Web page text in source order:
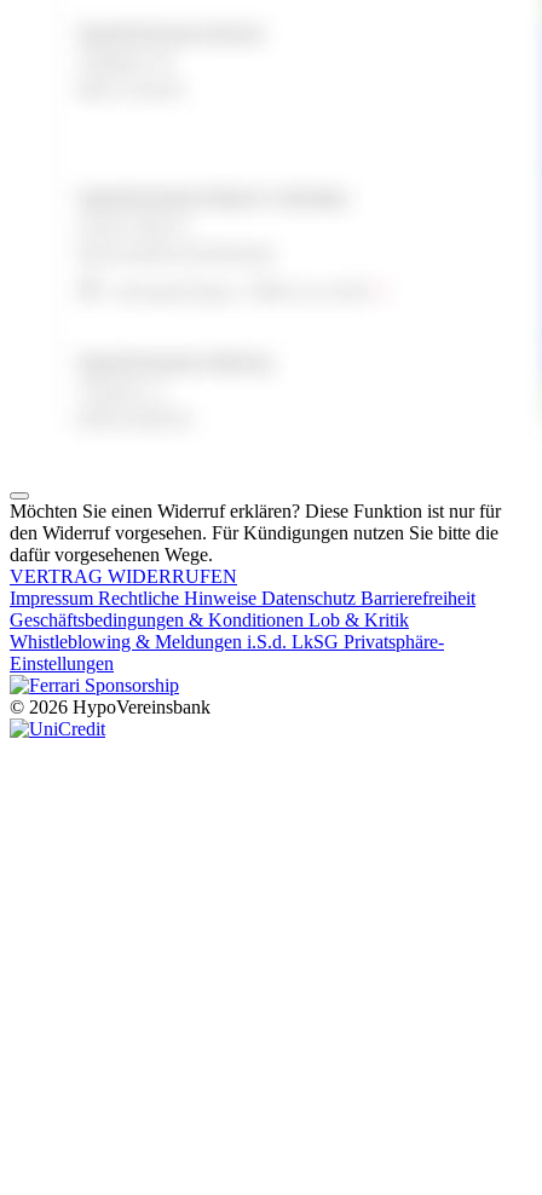
Möchten Sie einen Widerruf erklären? Diese Funktion ist nur für
den Widerruf vorgesehen. Für Kündigungen nutzen Sie bitte die
dafür vorgesehenen Wege.
VERTRAG WIDERRUFEN
Impressum Rechtliche Hinweise Datenschutz Barrierefreiheit
Geschäftsbedingungen & Konditionen Lob & Kritik
Whistleblowing & Meldungen i.S.d. LkSG Privatsphäre-
Einstellungen
© 2026 HypoVereinsbank